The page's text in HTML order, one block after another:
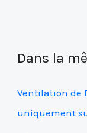
Dans la
Ventilation de
uniquement